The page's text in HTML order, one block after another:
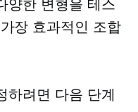
양한 변형을 테스
장 효과적인 조합
하려면 다음 단계